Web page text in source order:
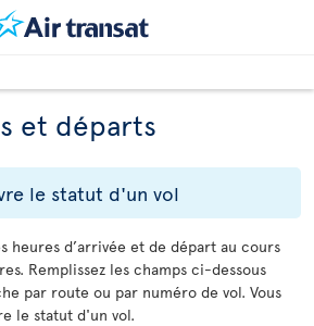
et départs
le statut d'un vol
heures d’arrivée et de départ au cours
Remplissez les champs ci-dessous
par route ou par numéro de vol. Vous
le statut d'un vol.